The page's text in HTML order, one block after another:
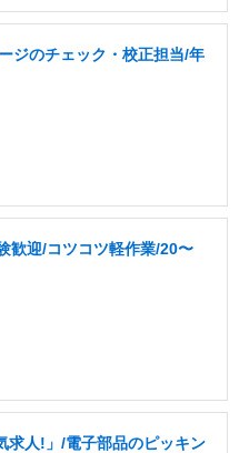
ジのチェック・校正担当/年
歓迎/コツコツ軽作業/20〜
求人!」/電子部品のピッキン